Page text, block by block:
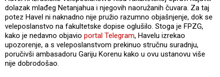
dolazak mlađeg Netanjahua i njegovih naoružanih čuvara. Za taj
potez Havel ni naknadno nije pružio razumno objašnjenje, dok se
veleposlanstvo na fakultetske dopise oglušilo. Stoga je FPZG,
kako je nedavno objavio portal Telegram, Havelu izrekao
upozorenje, a s veleposlanstvom prekinuo stručnu suradnju,
poručivši ambasadoru Gariju Korenu kako u ovu ustanovu više
nije dobrodošao.